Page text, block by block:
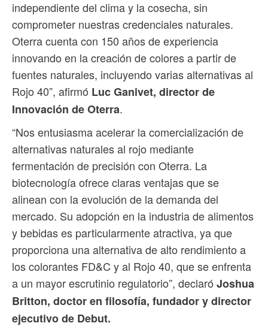
independiente del clima y la cosecha, sin
comprometer nuestras credenciales naturales.
Oterra cuenta con 150 años de experiencia
innovando en la creación de colores a partir de
fuentes naturales, incluyendo varias alternativas al
Rojo 40”, afirmó Luc Ganivet, director de
Innovación de Oterra.
“Nos entusiasma acelerar la comercialización de
alternativas naturales al rojo mediante
fermentación de precisión con Oterra. La
biotecnología ofrece claras ventajas que se
alinean con la evolución de la demanda del
mercado. Su adopción en la industria de alimentos
y bebidas es particularmente atractiva, ya que
proporciona una alternativa de alto rendimiento a
los colorantes FD&C y al Rojo 40, que se enfrenta
a un mayor escrutinio regulatorio”, declaró Joshua
Britton, doctor en filosofía, fundador y director
ejecutivo de Debut.